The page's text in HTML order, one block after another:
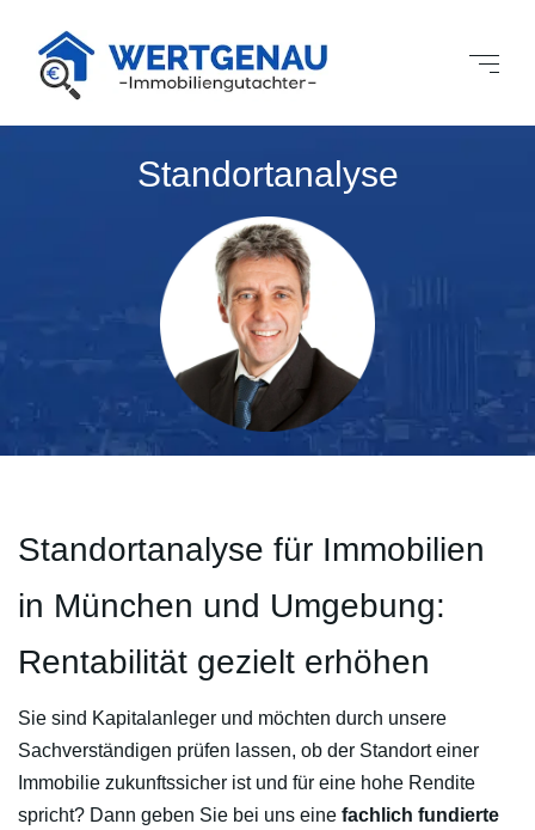
Standortanalyse
Standortanalyse für Immobilien
in München und Umgebung:
Rentabilität gezielt erhöhen
Sie sind Kapitalanleger und möchten durch unsere
Sachverständigen prüfen lassen, ob der Standort einer
Immobilie zukunftssicher ist und für eine hohe Rendite
spricht? Dann geben Sie bei uns eine fachlich fundierte